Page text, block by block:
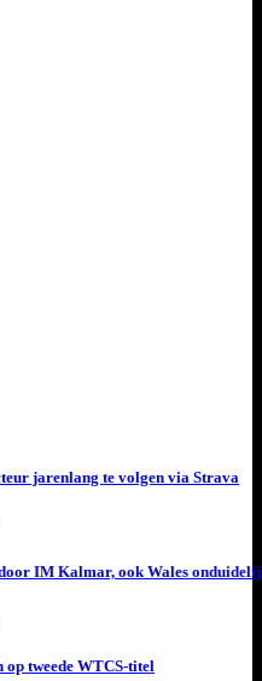
jarenlang te volgen via Strava
IM Kalmar, ook Wales
op tweede WTCS-titel